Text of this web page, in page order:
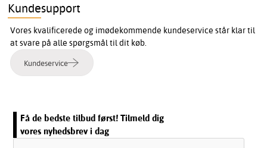
Kundesupport
Vores kvalificerede og imødekommende kundeservice står klar til
at svare på alle spørgsmål til dit køb.
Kundeservice
Få de bedste tilbud først! Tilmeld dig
vores nyhedsbrev i dag